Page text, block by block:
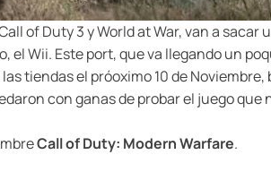
of Duty 3 y World at War, van a
el Wii. Este port, que va llegando un
tiendas el próoximo 10 de
con ganas de probar el juego que
Call of Duty: Modern Warfare.